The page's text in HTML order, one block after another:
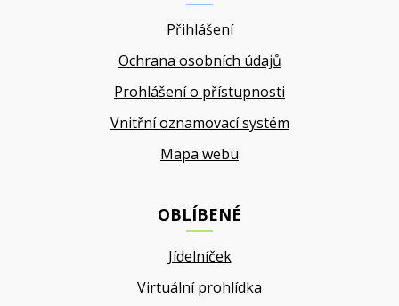
Přihlášení
Ochrana osobních údajů
Prohlášení o přístupnosti
Vnitřní oznamovací systém
Mapa webu
OBLÍBENÉ
Jídelníček
Virtuální prohlídka